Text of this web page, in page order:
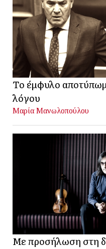
Το έμφυλο
λόγου
Μαρία Μανωλοπούλου
Με προσήλωση στη